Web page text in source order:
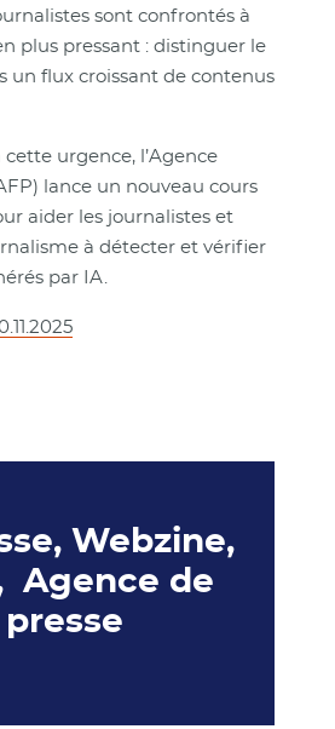
sont confrontés à
plus pressant : distinguer le
un flux croissant de contenus
urgence, l’Agence
lance un nouveau cours
aider les journalistes et
à détecter et vérifier
par IA.
Webzine,
Agence de
presse